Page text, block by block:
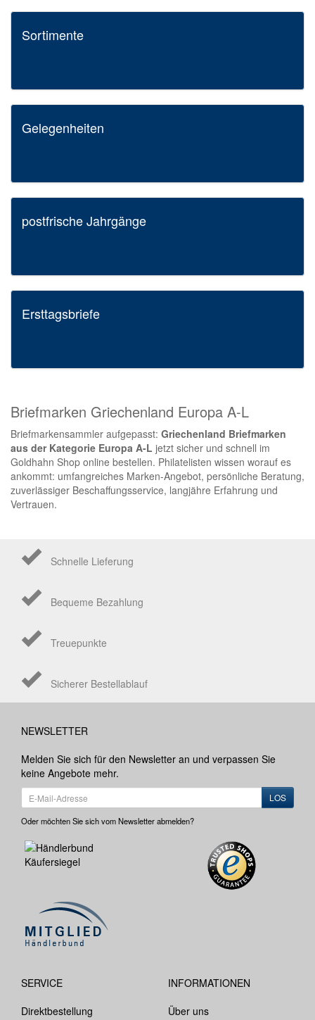
Sortimente
Gelegenheiten
postfrische Jahrgänge
Ersttagsbriefe
Briefmarken Griechenland Europa A-L
Briefmarkensammler aufgepasst: Griechenland Briefmarken
aus der Kategorie Europa A-L jetzt sicher und schnell im
Goldhahn Shop online bestellen. Philatelisten wissen worauf es
ankommt: umfangreiches Marken-Angebot, persönliche Beratung,
zuverlässiger Beschaffungsservice, langjähre Erfahrung und
Vertrauen.
Schnelle Lieferung
Bequeme Bezahlung
Treuepunkte
Sicherer Bestellablauf
NEWSLETTER
Melden Sie sich für den Newsletter an und verpassen Sie
keine Angebote mehr.
LOS
Oder möchten Sie sich vom Newsletter abmelden?
SERVICE
Direktbestellung
INFORMATIONEN
Über uns